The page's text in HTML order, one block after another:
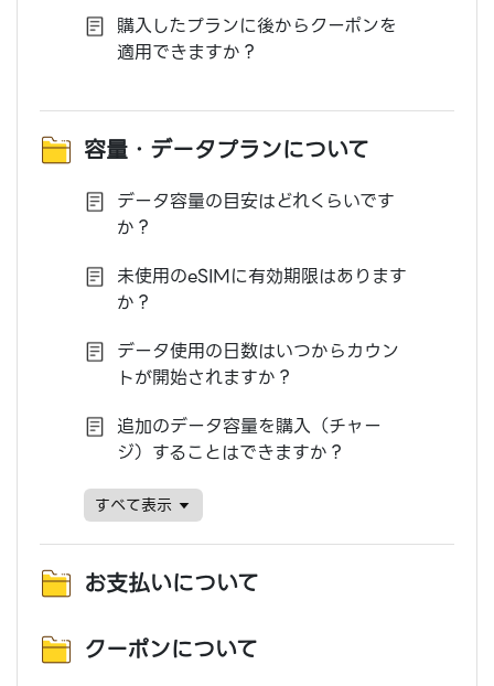
購入したプランに後からクーポンを
適用できますか？
容量・データプランについて
データ容量の目安はどれくらいです
か？
未使用のeSIMに有効期限はあります
か？
データ使用の日数はいつからカウン
トが開始されますか？
追加のデータ容量を購入（チャー
ジ）することはできますか？
すベて表示
お支払いについて
クーポンについて